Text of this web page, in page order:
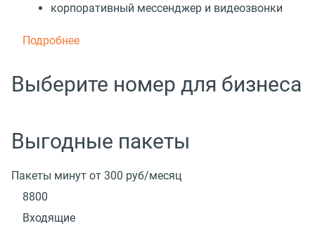
корпоративный мессенджер и видеозвонки
Подробнее
Выберите номер для бизнеса
Выгодные пакеты
Пакеты минут от 300 руб/месяц
8800
Входящие